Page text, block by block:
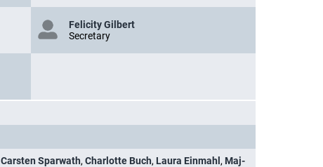
Felicity Gilbert
Secretary
Carsten Sparwath, Charlotte Buch, Laura Einmahl , Maj-